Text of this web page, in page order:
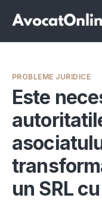
Înscrie-te ca
Servicii
Despre noi
Programeaza
Intrebari
PROBLEME JURIDICE
Este
un SRL